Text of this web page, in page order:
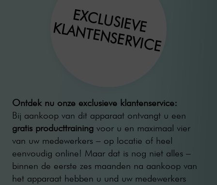
EXCLUSIEVE
KLANTENSERVICE
Ontdek nu onze exclusieve klantenservice:
Bij aankoop van dit apparaat ontvangt u een
gratis producttraining voor u en maximaal vier
van uw medewerkers – op locatie of heel
eenvoudig online! Maar dat is nog niet alles –
binnen de eerste zes maanden na aankoop van
het apparaat hebben u und uw medewerkers